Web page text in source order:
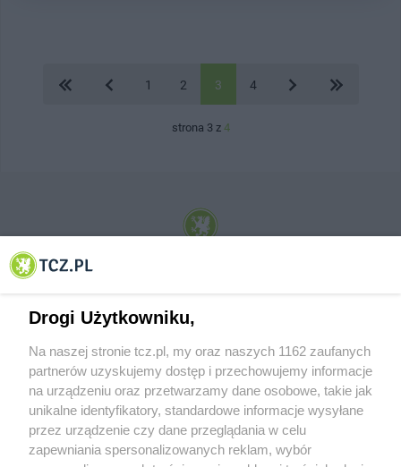
1 2 3 4
strona 3 z 4
© 2001-2026 Tczew - TCZ.PL Sp. z o.o. Internetowy Serwis Informacyjny Miasta
O FIRMIE POLITYKA PRYWATNOŚCI HOSTING
Drogi Użytkowniku,
Na naszej stronie tcz.pl, my oraz naszych 1162 zaufanych
partnerów uzyskujemy dostęp i przechowujemy informacje
na urządzeniu oraz przetwarzamy dane osobowe, takie jak
unikalne identyfikatory, standardowe informacje wysyłane
przez urządzenie czy dane przeglądania w celu
zapewniania spersonalizowanych reklam, wybór